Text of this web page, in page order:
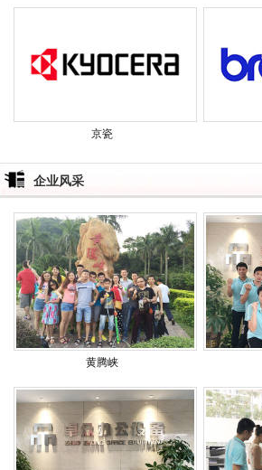
京瓷
企业风采
黄腾峡